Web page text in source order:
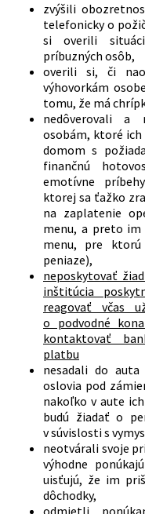
zvýšili
telefonicky o
si overili
príbuzných osôb,
overili si, či
výhovorkám
tomu, že má
nedôverovali a
osobám, ktoré
domom s
finančnú
emotívne
ktorej sa ťažko
na zaplatenie
menu, a preto im
menu, pre
peniaze),
neposkytovať
inštitúcia
reagovať včas
o podvodné
kontaktovať
platbu
nesadali do
oslovia pod
nakoľko v aute
budú žiadať o
v súvislosti s
neotvárali svoje
výhodne
uisťujú, že im
dôchodky,